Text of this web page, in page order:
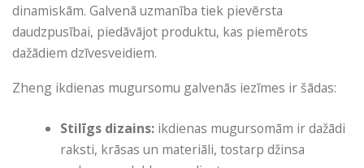
dinamiskām. Galvenā uzmanība tiek pievērsta
daudzpusībai, piedāvājot produktu, kas piemērots
dažādiem dzīvesveidiem.
Zheng ikdienas mugursomu galvenās iezīmes ir šādas:
Stilīgs dizains: ikdienas mugursomām ir dažādi
raksti, krāsas un materiāli, tostarp džinsa